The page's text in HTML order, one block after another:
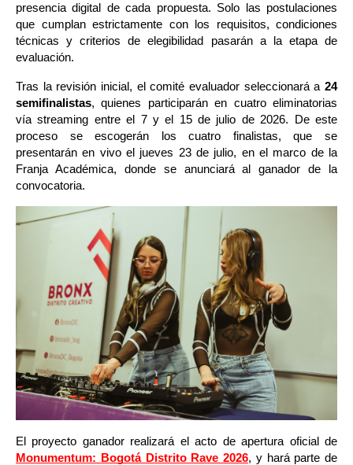
presencia digital de cada propuesta. Solo las postulaciones
que cumplan estrictamente con los requisitos, condiciones
técnicas y criterios de elegibilidad pasarán a la etapa de
evaluación.
Tras la revisión inicial, el comité evaluador seleccionará a 24
semifinalistas, quienes participarán en cuatro eliminatorias
vía streaming entre el 7 y el 15 de julio de 2026. De este
proceso se escogerán los cuatro finalistas, que se
presentarán en vivo el jueves 23 de julio, en el marco de la
Franja Académica, donde se anunciará al ganador de la
convocatoria.
Monumentum: Bogotá Distrito Rave 2026, y hará parte de